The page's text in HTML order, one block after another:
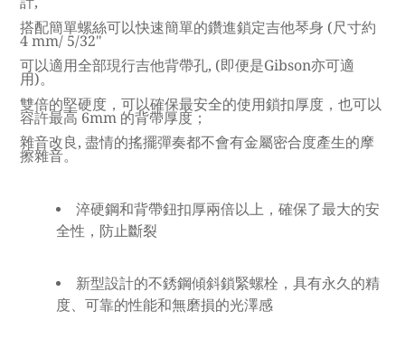
搭配簡單螺絲可以快速簡單的鑽進鎖定吉他琴身 (尺寸約
4 mm/ 5/32"
可以適用全部現行吉他背帶孔, (即便是Gibson亦可適
用)。
雙倍的堅硬度， 可以確保最安全的使用鎖扣厚度，也可以
容許最高 6mm 的背帶厚度；
雜音改良, 盡情的搖擺彈奏都不會有金屬密合度產生的摩
擦雜音。
淬硬鋼和背帶鈕扣厚兩倍以上，確保了最大的安
全性，防止斷裂
新型設計的不銹鋼傾斜鎖緊螺栓，具有永久的精
度、可靠的性能和無磨損的光澤感